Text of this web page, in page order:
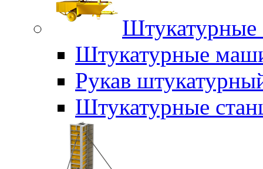
Штукатурные
Штукатурные
Рукав
Штукатурные